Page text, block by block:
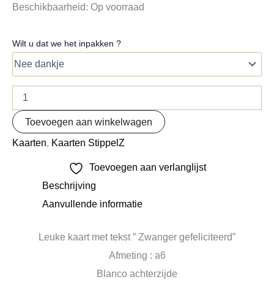
Beschikbaarheid: Op voorraad
Wilt u dat we het inpakken ?
Toevoegen aan winkelwagen
Kaarten Kaarten StippelZ
Toevoegen aan verlanglijst
Beschrijving
Aanvullende informatie
Leuke kaart met tekst ” Zwanger gefeliciteerd”
Afmeting : a6
Blanco achterzijde